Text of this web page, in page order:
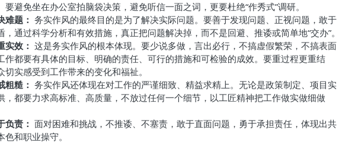
要避免坐在办公室拍脑袋决策，避免听信一面之词，更要杜绝“作秀式”调研。
难题： 务实作风的最终目的是为了解决实际问题。要善于发现问题、正视问题，敢于
，通过科学分析和有效措施，真正把问题解决掉，而不是回避、推诿或简单地“交办”。
实效： 这是务实作风的根本体现。要少说多做，言出必行，不搞虚假繁荣，不搞表面
作都要有具体的目标、明确的责任、可行的措施和可检验的成效。要重过程更重结
切实感受到工作带来的变化和福祉。
粗糙： 务实作风还体现在对工作的严谨细致、精益求精上。无论是政策制定、项目实
，都要力求高标准、高质量，不放过任何一个细节，以工匠精神把工作做实做细做
负责： 面对困难和挑战，不推诿、不塞责，敢于直面问题，勇于承担责任，体现出共
和职业操守。